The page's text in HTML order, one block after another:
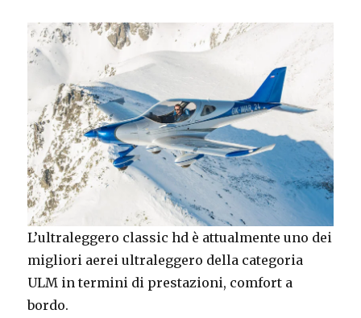
L’ultraleggero classic hd è attualmente uno dei
migliori aerei ultraleggero della categoria
ULM in termini di prestazioni, comfort a
bordo.